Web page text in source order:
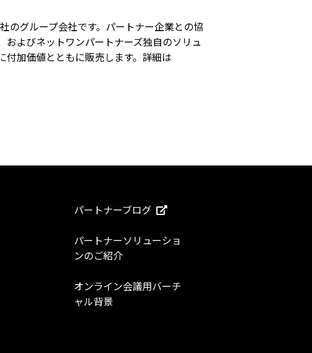
のグループ会社です。パートナー企業との協
よびネットワンパートナーズ独自のソリュ
加価値とともに販売します。詳細は
パートナーブログ
パートナーソリューショ
ンのご紹介
オンライン会議用バーチ
ャル背景